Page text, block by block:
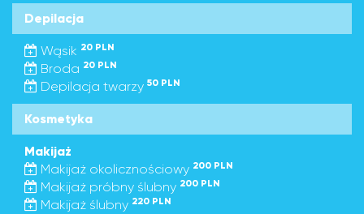
Depilacja
Wąsik 20 PLN
Broda 20 PLN
Depilacja twarzy 50 PLN
Kosmetyka
Makijaż
Makijaż okolicznościowy 200 PLN
Makijaż próbny ślubny 200 PLN
Makijaż ślubny 220 PLN